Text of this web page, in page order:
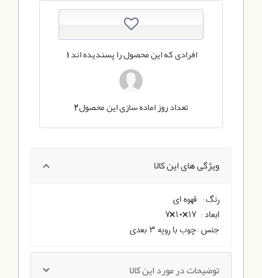
1 افرادی که این محصول را پسندیده اند
تعداد روز اماده سازی این محصول2
ویژگی های این کالا
رنگ : قهوه ای
ابعاد : ۱۷×۱۰×۷
جنس :چوب با رویه ۳ بعدی
توضیحات در مورد این کالا